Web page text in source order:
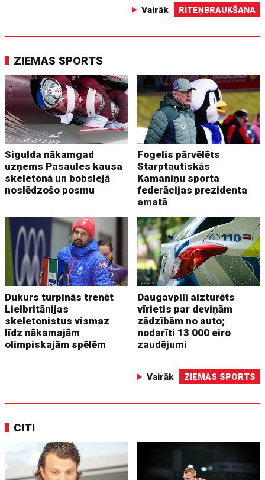
Vairāk RITEŅBRAUKŠANA
ZIEMAS SPORTS
Sigulda nākamgad
uzņems Pasaules kausa
skeletonā un bobslejā
noslēdzošo posmu
Fogelis pārvēlēts
Starptautiskās
Kamaniņu sporta
federācijas prezidenta
amatā
Dukurs turpinās trenēt
Lielbritānijas
skeletonistus vismaz
līdz nākamajām
olimpiskajām spēlēm
Daugavpilī aizturēts
vīrietis par deviņām
zādzībām no auto;
nodarīti 13 000 eiro
zaudējumi
Vairāk ZIEMAS SPORTS
CITI